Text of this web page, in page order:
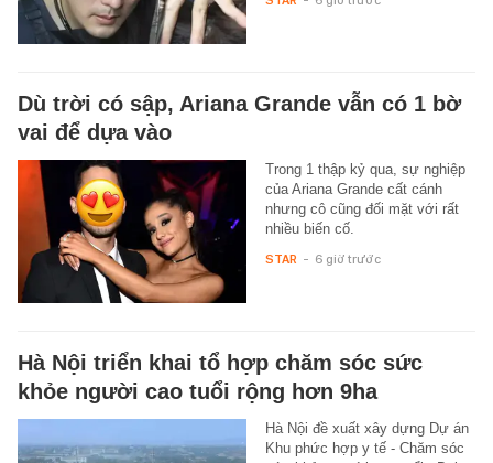
Dù trời có sập, Ariana Grande vẫn có 1 bờ
vai để dựa vào
Trong 1 thập kỷ qua, sự nghiệp
của Ariana Grande cất cánh
nhưng cô cũng đối mặt với rất
nhiều biến cố.
STAR - 6 giờ trước
Hà Nội triển khai tổ hợp chăm sóc sức
khỏe người cao tuổi rộng hơn 9ha
Hà Nội đề xuất xây dựng Dự án
Khu phức hợp y tế - Chăm sóc